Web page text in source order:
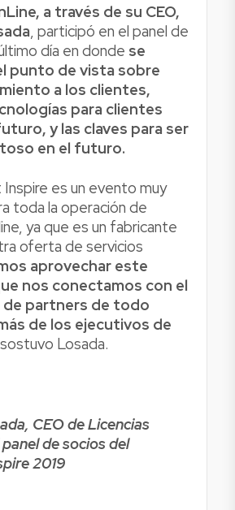
a través de su CEO,
, participó en el panel de
día en donde se
punto de vista sobre
a los clientes,
para clientes
y las claves para ser
en el futuro.
es un evento muy
toda la operación de
ya que es un fabricante
oferta de servicios
aprovechar este
nos conectamos con el
partners de todo
de los ejecutivos de
sostuvo Losada.
CEO de Licencias
de socios del
2019